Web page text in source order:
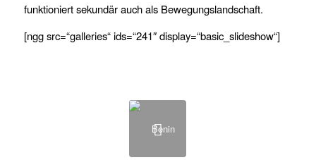
funktioniert sekundär auch als Bewegungslandschaft.
[ngg src=“galleries“ ids=“241″ display=“basic_slideshow“]